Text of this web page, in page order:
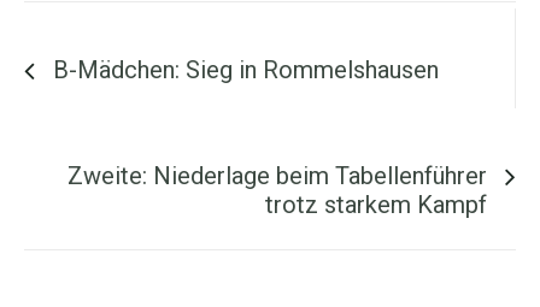
B-Mädchen: Sieg in Rommelshausen
Zweite: Niederlage beim Tabellenführer
trotz starkem Kampf